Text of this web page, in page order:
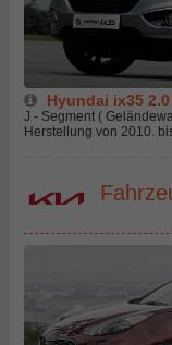
Hyundai ix35 2.0
J - Segment (
Herstellung von 2010.